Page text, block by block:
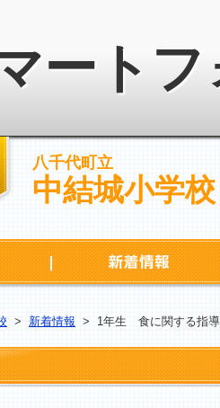
ート
八千代町立
中結城小学校
学校概要
> 新着情報 > 1年生 食に関する指導